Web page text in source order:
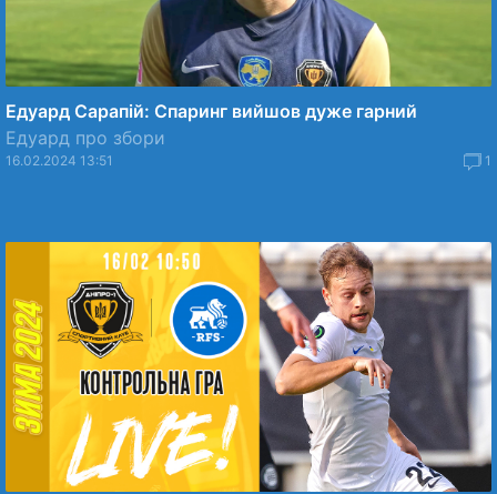
Едуард Сарапій: Спаринг вийшов дуже гарний
Едуард про збори
16.02.2024 13:51 1